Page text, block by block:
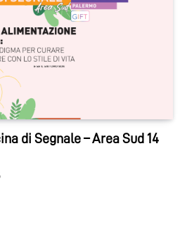
di Segnale – Area Sud 14